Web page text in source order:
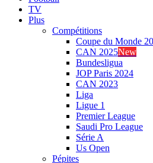
TV
Plus
Compétitions
Coupe du Monde
CAN 2025New
Bundesligua
JOP Paris 2024
CAN 2023
Liga
Ligue 1
Premier League
Saudi Pro League
Série A
Us Open
Pépites